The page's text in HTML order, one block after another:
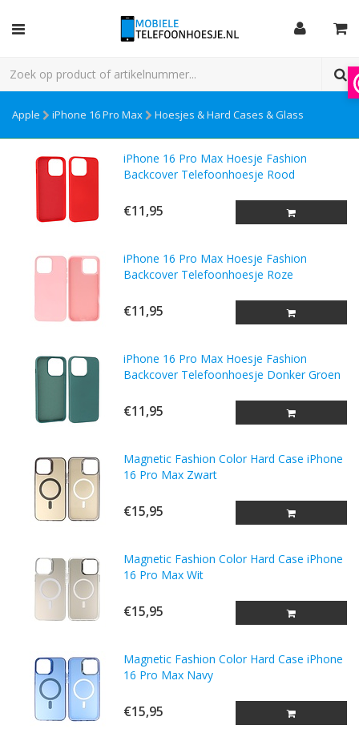
Apple iPhone 16 Pro Max Hoesjes & Hard Cases & Glass
iPhone 16 Pro Max Hoesje Fashion
Backcover Telefoonhoesje Rood
€11,95
iPhone 16 Pro Max Hoesje Fashion
Backcover Telefoonhoesje Roze
€11,95
iPhone 16 Pro Max Hoesje Fashion
Backcover Telefoonhoesje Donker Groen
€11,95
Magnetic Fashion Color Hard Case iPhone
16 Pro Max Zwart
€15,95
Magnetic Fashion Color Hard Case iPhone
16 Pro Max Wit
€15,95
Magnetic Fashion Color Hard Case iPhone
16 Pro Max Navy
€15,95